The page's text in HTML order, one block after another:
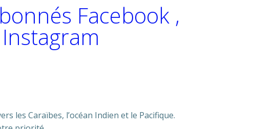
Facebook ,
les Caraïbes, l’océan Indien et le Pacifique.